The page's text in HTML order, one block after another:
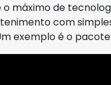
máximo de
com
exemplo é o pacote